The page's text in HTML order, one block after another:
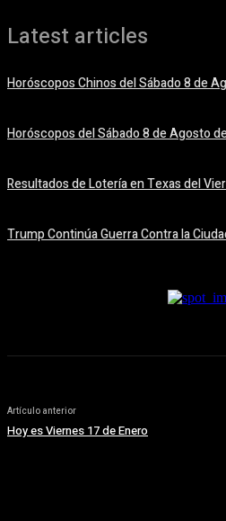
Latest articles
Horóscopos Chinos del Sábado 8 de
Horóscopos del Sábado 8 de Agosto
Resultados de Lotería en Texas del
Trump Continúa Guerra Contra la
Artículo anterior
Hoy es Viernes 17 de Enero